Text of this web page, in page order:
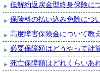
低解約返戻金型終身保険に
保険料の払い込み免除につ
高度障害保険金について教
必要保障額はどうやって計
死亡保障額はどれくらいあ